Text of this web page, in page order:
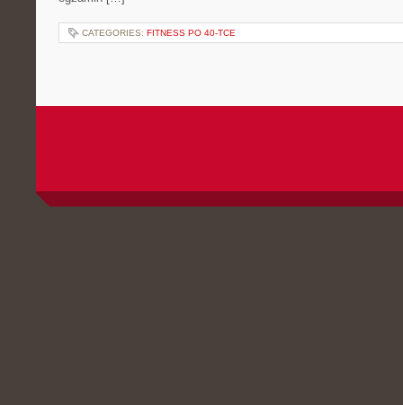
CATEGORIES: FITNESS PO 40-TCE